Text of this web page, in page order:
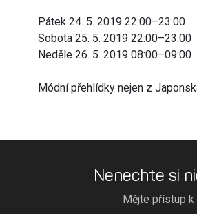
Pátek 24. 5. 2019 22:00–23:00
Sobota 25. 5. 2019 22:00–23:00
Neděle 26. 5. 2019 08:00–09:00
Módní přehlídky nejen z
Nenechte si
Mějte přístup